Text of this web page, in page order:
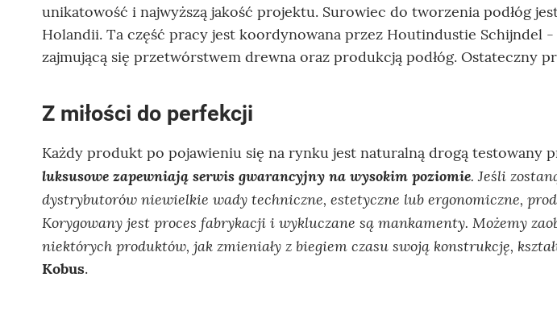
unikatowość i najwyższą jakość projektu. Surowiec do tworzenia podłóg
Holandii. Ta część pracy jest koordynowana przez Houtindustie Schijndel
zajmującą się przetwórstwem drewna oraz produkcją podłóg. Ostateczny
Z miłości do perfekcji
Każdy produkt po pojawieniu się na rynku jest naturalną drogą testowany
luksusowe zapewniają serwis gwarancyjny na wysokim poziomie. Jeśli
dystrybutorów niewielkie wady techniczne, estetyczne lub ergonomiczne,
Korygowany jest proces fabrykacji i wykluczane są mankamenty. Możemy
niektórych produktów, jak zmieniały z biegiem czasu swoją konstrukcję,
Kobus.